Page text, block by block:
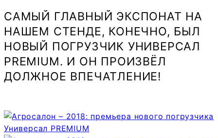
САМЫЙ ГЛАВНЫЙ ЭКСПОНАТ НА
НАШЕМ СТЕНДЕ, КОНЕЧНО, БЫЛ
НОВЫЙ ПОГРУЗЧИК УНИВЕРСАЛ
PREMIUM. И ОН ПРОИЗВЁЛ
ДОЛЖНОЕ ВПЕЧАТЛЕНИЕ!